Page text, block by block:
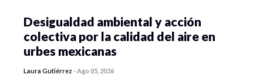
Desigualdad ambiental y acción
colectiva por la calidad del aire en
urbes mexicanas
Laura Gutiérrez -Ago 05, 2026